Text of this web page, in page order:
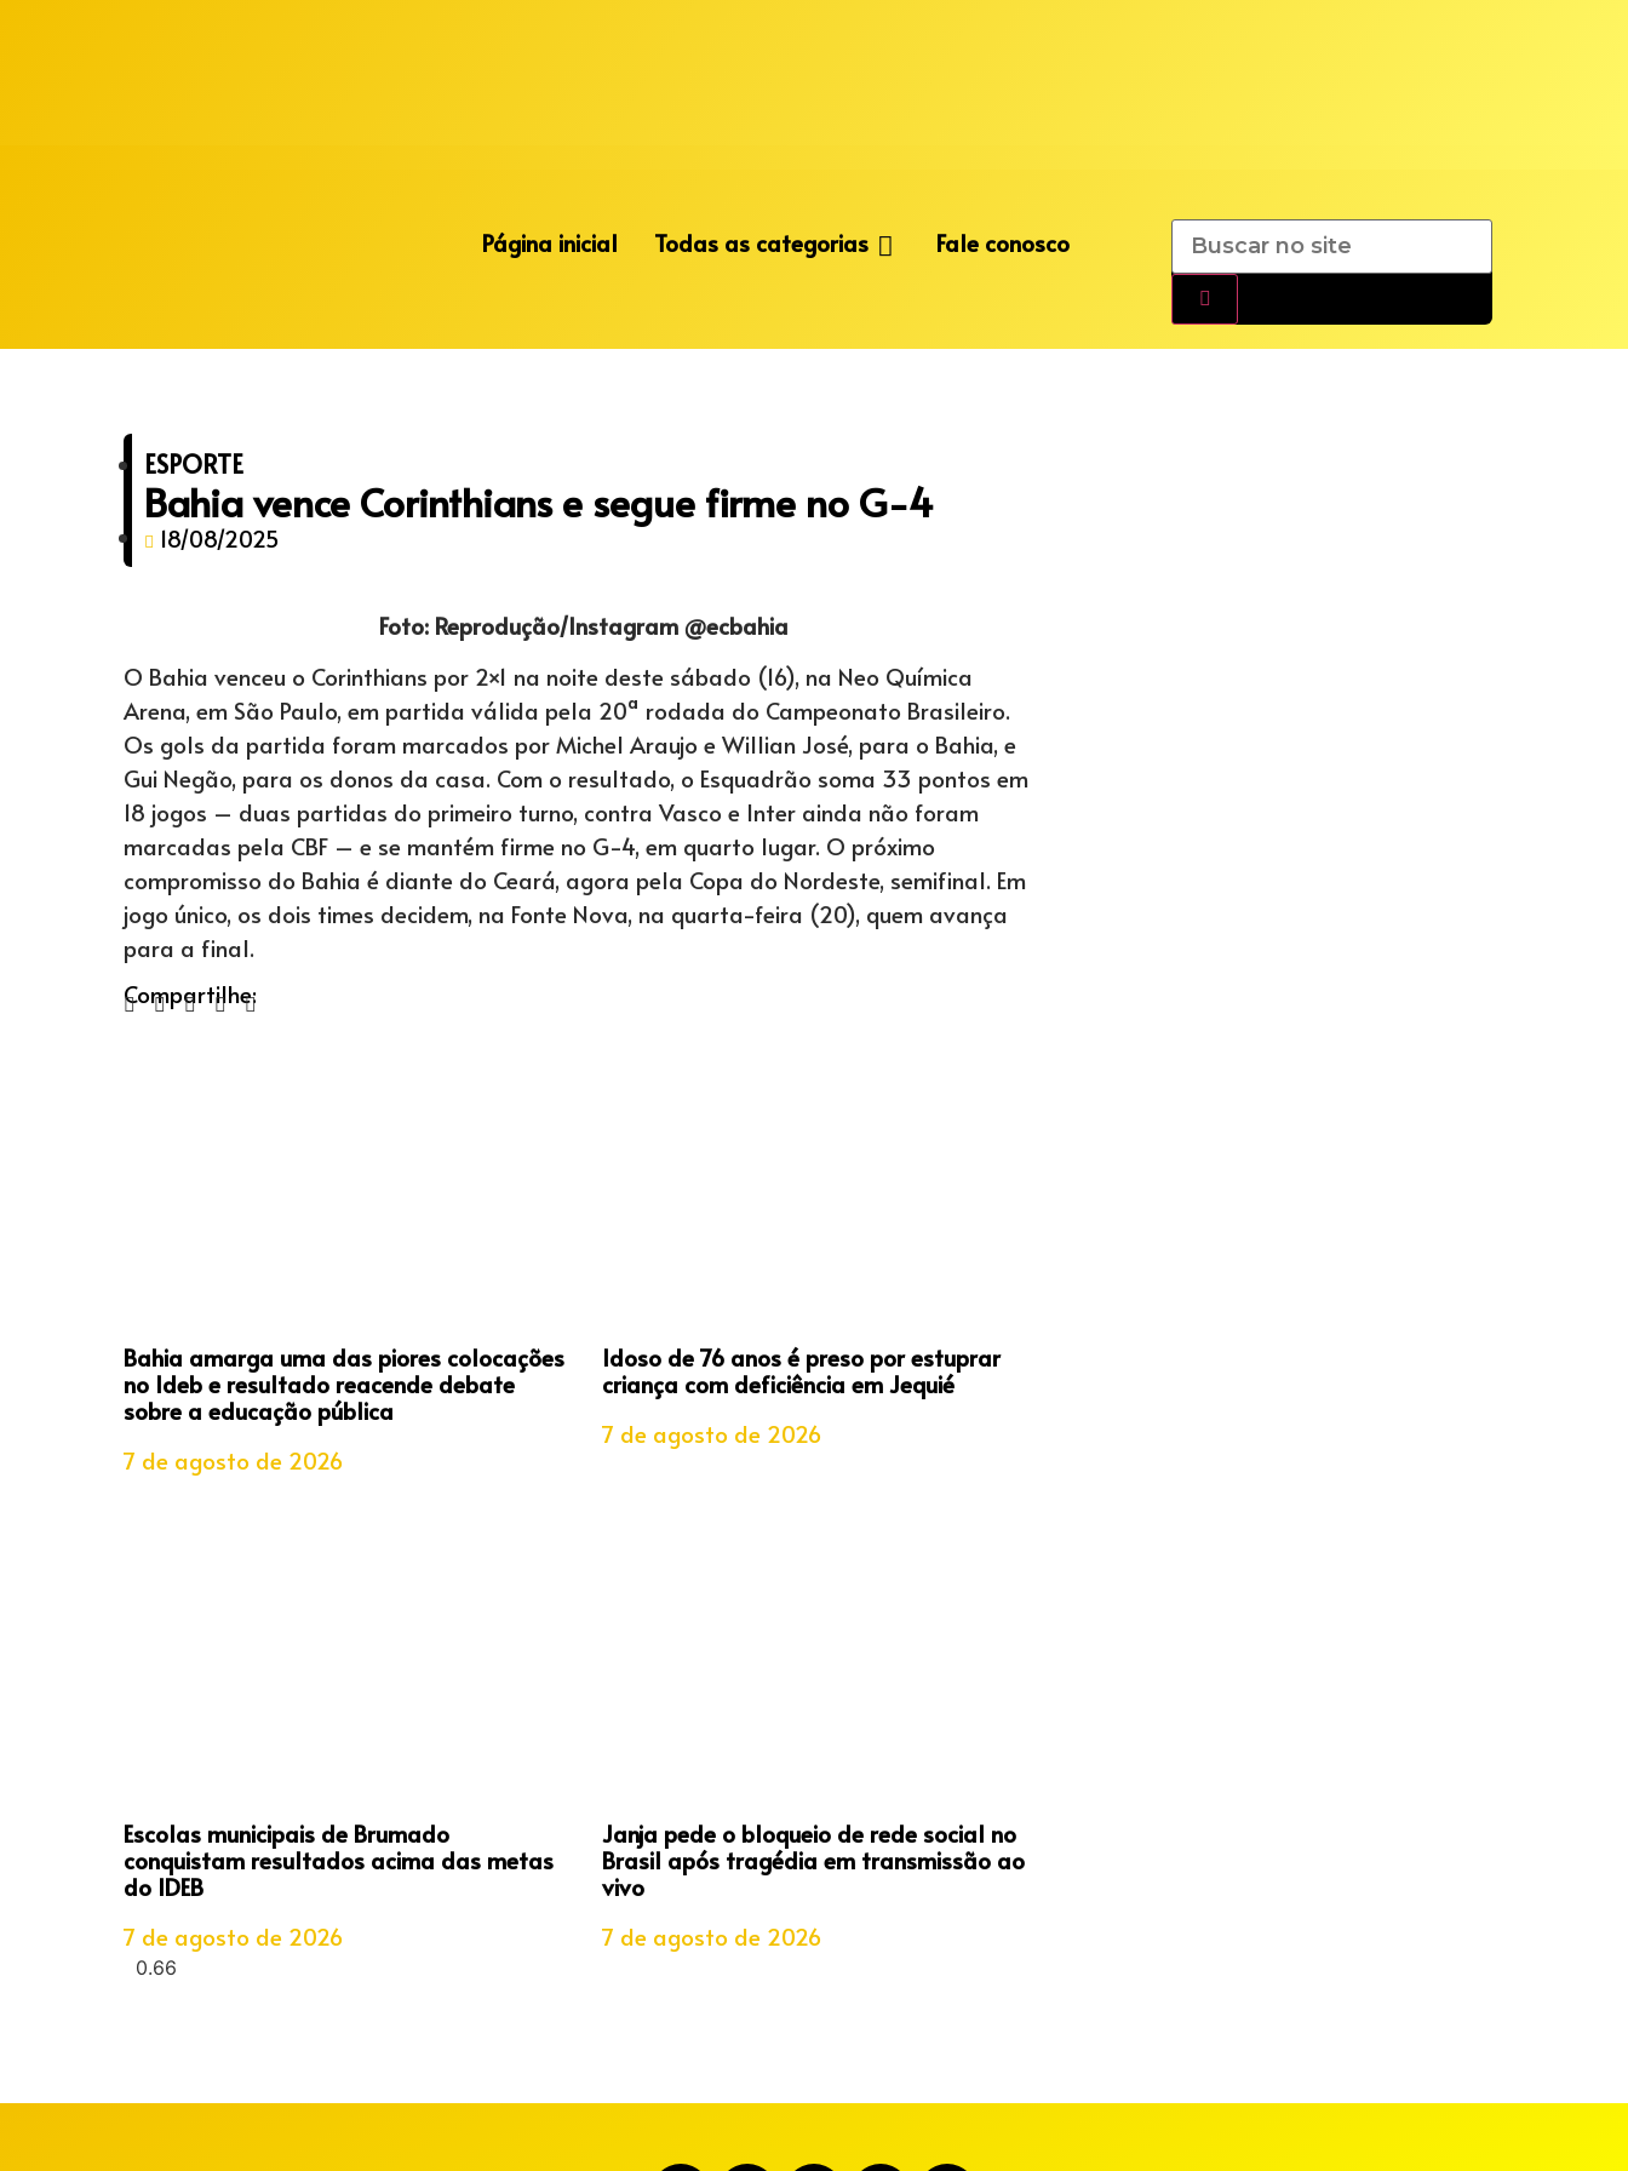
Página inicial Todas as categorias Fale conosco
ESPORTE
Bahia vence Corinthians e segue firme no G-4
18/08/2025
Foto: Reprodução/Instagram @ecbahia
O Bahia venceu o Corinthians por 2×1 na noite deste sábado (16), na Neo Química
Arena, em São Paulo, em partida válida pela 20ª rodada do Campeonato Brasileiro.
Os gols da partida foram marcados por Michel Araujo e Willian José, para o Bahia, e
Gui Negão, para os donos da casa. Com o resultado, o Esquadrão soma 33 pontos em
18 jogos – duas partidas do primeiro turno, contra Vasco e Inter ainda não foram
marcadas pela CBF – e se mantém firme no G-4, em quarto lugar. O próximo
compromisso do Bahia é diante do Ceará, agora pela Copa do Nordeste, semifinal. Em
jogo único, os dois times decidem, na Fonte Nova, na quarta-feira (20), quem avança
para a final.
Compartilhe:
Bahia amarga uma das piores colocações
no Ideb e resultado reacende debate
sobre a educação pública
7 de agosto de 2026
Idoso de 76 anos é preso por estuprar
criança com deficiência em Jequié
7 de agosto de 2026
Escolas municipais de Brumado
conquistam resultados acima das metas
do IDEB
7 de agosto de 2026
Janja pede o bloqueio de rede social no
Brasil após tragédia em transmissão ao
vivo
7 de agosto de 2026